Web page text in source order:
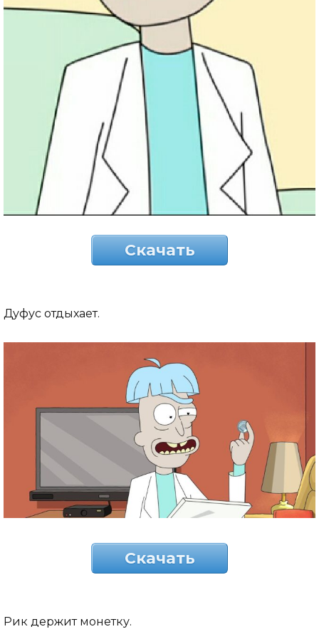
Скачать
Дуфус отдыхает.
Скачать
Рик держит монетку.